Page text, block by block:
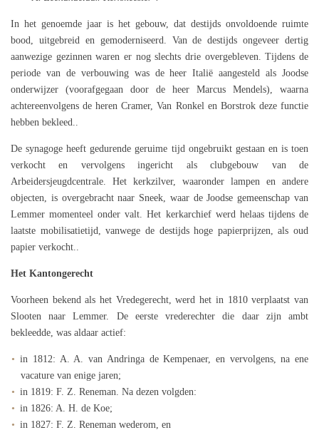
In het genoemde jaar is het gebouw, dat destijds onvoldoende ruimte
bood, uitgebreid en gemoderniseerd. Van de destijds ongeveer dertig
aanwezige gezinnen waren er nog slechts drie overgebleven. Tijdens de
periode van de verbouwing was de heer Italië aangesteld als Joodse
onderwijzer (voorafgegaan door de heer Marcus Mendels), waarna
achtereenvolgens de heren Cramer, Van Ronkel en Borstrok deze functie
hebben bekleed..
De synagoge heeft gedurende geruime tijd ongebruikt gestaan en is toen
verkocht en vervolgens ingericht als clubgebouw van de
Arbeidersjeugdcentrale. Het kerkzilver, waaronder lampen en andere
objecten, is overgebracht naar Sneek, waar de Joodse gemeenschap van
Lemmer momenteel onder valt. Het kerkarchief werd helaas tijdens de
laatste mobilisatietijd, vanwege de destijds hoge papierprijzen, als oud
papier verkocht..
Het Kantongerecht
Voorheen bekend als het Vredegerecht, werd het in 1810 verplaatst van
Slooten naar Lemmer. De eerste vrederechter die daar zijn ambt
bekleedde, was aldaar actief:
in 1812: A. A. van Andringa de Kempenaer, en vervolgens, na ene
vacature van enige jaren;
in 1819: F. Z. Reneman. Na dezen volgden:
in 1826: A. H. de Koe;
in 1827: F. Z. Reneman wederom, en